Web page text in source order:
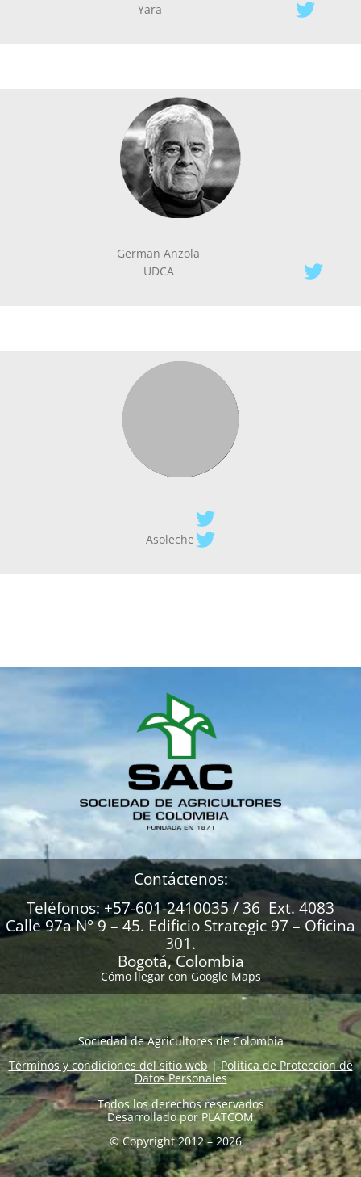
Yara
German Anzola
UDCA
Asoleche
Contáctenos:
Teléfonos: +57-601-2410035 / 36 Ext. 4083
Calle 97a N° 9 – 45. Edificio Strategic 97 – Oficina
301.
Bogotá, Colombia
Cómo llegar con Google Maps
Sociedad de Agricultores de Colombia
Términos y condiciones del sitio web|Política de Protección de
Datos Personales
Todos los derechos reservados
Desarrollado por PLATCOM
© Copyright 2012 – 2026